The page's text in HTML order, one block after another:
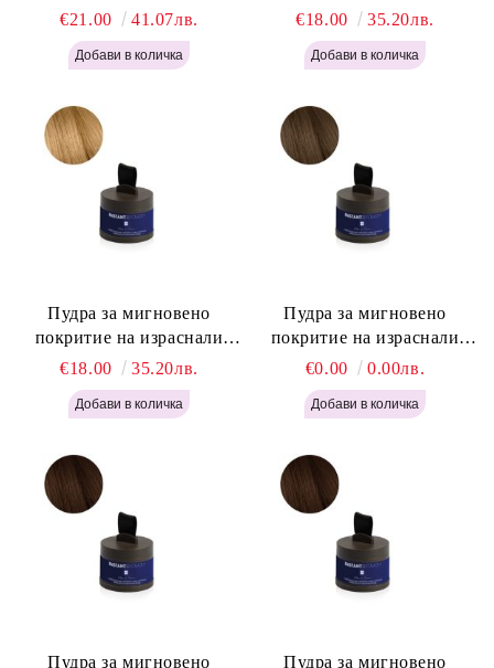
Woman Black 400мл
€21.00 41.07лв.
корени Светло Русо - Labor
Pro Instant Retouch Powder -
Light Blonde H646
€18.00 35.20лв.
Пудра за мигновено
покритие на израснали
корени Русо - Labor Pro
Instant Retouch Powder -
Blonde H645
€18.00 35.20лв.
Пудра за мигновено
покритие на израснали
корени Светло Кафяво -
Labor Pro Instant Retouch
Powder - Light Brown H644
€0.00 0.00лв.
Пудра за мигновено
Пудра за мигновено